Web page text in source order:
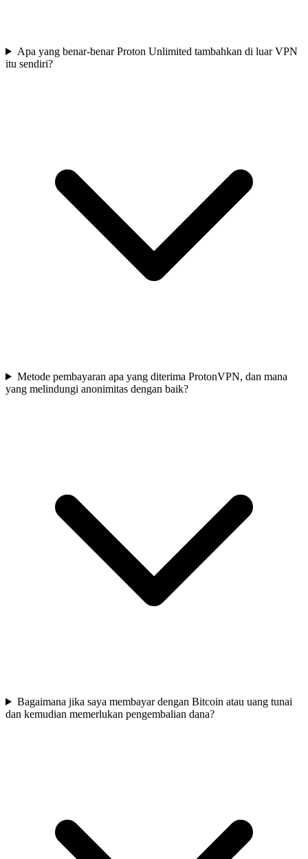
Apa yang benar-benar Proton Unlimited tambahkan di luar VPN
itu sendiri?
Metode pembayaran apa yang diterima ProtonVPN, dan mana
yang melindungi anonimitas dengan baik?
Bagaimana jika saya membayar dengan Bitcoin atau uang tunai
dan kemudian memerlukan pengembalian dana?